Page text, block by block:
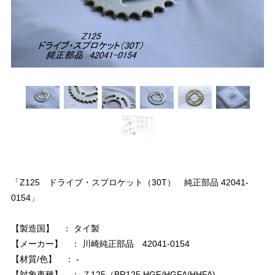
「Z125 ドライブ・スプロケット（30T） 純正部品 42041-
0154」
【製造国】 ： タイ製
【メーカー】 ： 川崎純正部品 42041-0154
【材質/色】 ： -